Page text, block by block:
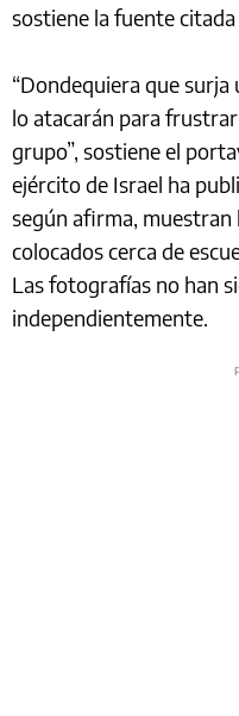
sostiene la fuente
“Dondequiera que surja
lo atacarán para
grupo”, sostiene el
ejército de Israel ha
según afirma, muestran
colocados cerca de
Las fotografías no han
independientemente.